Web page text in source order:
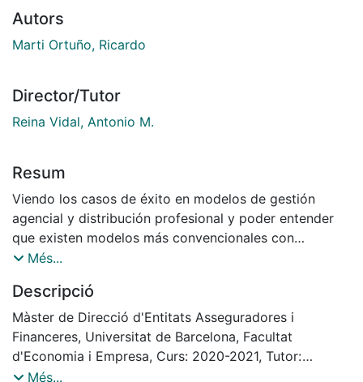
Autors
Marti Ortuño, Ricardo
Director/Tutor
Reina Vidal, Antonio M.
Resum
Viendo los casos de éxito en modelos de gestión
agencial y distribución profesional y poder entender
que existen modelos más convencionales con
diferente evolución, en esta tesina veremos lo que a
palancas impulsadoras necesarias y utilizadas por las
principales entidades financieras y aseguradoras que
han tenido éxito, consiguiendo canales de distribución
óptimos, dinámicos y adaptables a los cambios
financieros y normativos. Con un crecimiento en
Més...
Descripció
Màster de Direcció d'Entitats Asseguradores i
Financeres, Universitat de Barcelona, Facultat
d'Economia i Empresa, Curs: 2020-2021, Tutor:
Antonio Reina Vidal
Més...